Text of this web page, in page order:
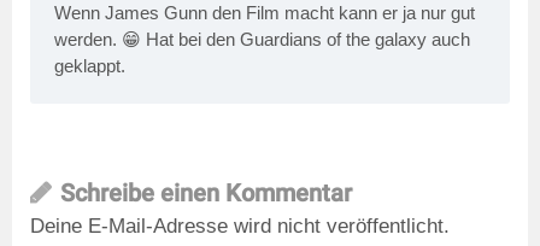
Wenn James Gunn den Film macht kann er ja nur gut
werden. 😁 Hat bei den Guardians of the galaxy auch
geklappt.
Schreibe einen Kommentar
Deine E-Mail-Adresse wird nicht veröffentlicht.